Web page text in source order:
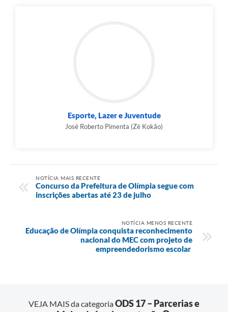
Esporte, Lazer e Juventude
José Roberto Pimenta (Zé Kokão)
NOTÍCIA MAIS RECENTE
Concurso da Prefeitura de Olímpia segue com
inscrições abertas até 23 de julho
NOTÍCIA MENOS RECENTE
Educação de Olímpia conquista reconhecimento
nacional do MEC com projeto de
empreendedorismo escolar
VEJA MAIS da categoriaODS 17 – Parcerias e